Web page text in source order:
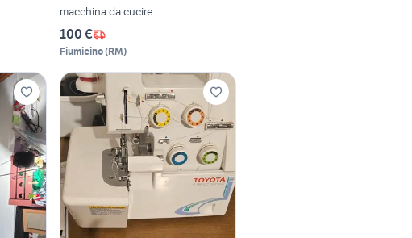
macchina da cucire
100 €
Fiumicino(RM)